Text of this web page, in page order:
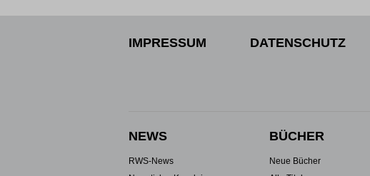
IMPRESSUM DATENSCHUTZ
NEWS
RWS-News
BÜCHER
Neue Bücher